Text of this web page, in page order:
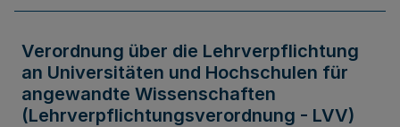
Verordnung über die Lehrverpflichtung
an Universitäten und Hochschulen für
angewandte Wissenschaften
(Lehrverpflichtungsverordnung - LVV)